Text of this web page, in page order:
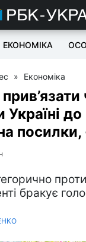
ЕКОНОМІКА
» Економіка
до
бракує